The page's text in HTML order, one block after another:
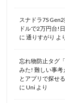
スナドラ7S
ドルで2万円台!
に 通りすがり よ
忘れ物防止タグ
みた! 難しい事
とアプリで探せ
に Uni より